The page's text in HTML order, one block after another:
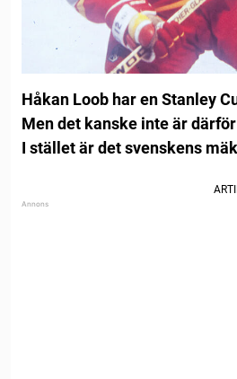
Håkan Loob har en Stanley
Men det kanske inte är
I stället är det svenskens